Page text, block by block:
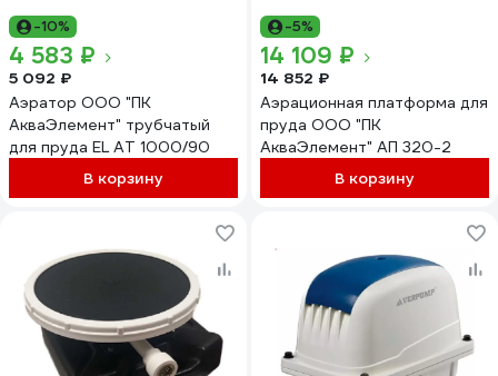
-10%
4 583 ₽
5 092 ₽
Аэратор ООО "ПК
АкваЭлемент" трубчатый
для пруда EL AT 1000/90
В корзину
-5%
14 109 ₽
14 852 ₽
Аэрационная платформа для
пруда ООО "ПК
АкваЭлемент" АП 320-2
В корзину